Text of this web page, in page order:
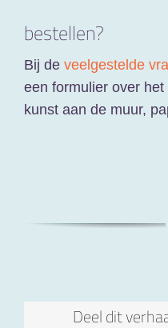
bestellen?
Bij de veelgestelde
een formulier over
kunst aan de muur,
Deel dit